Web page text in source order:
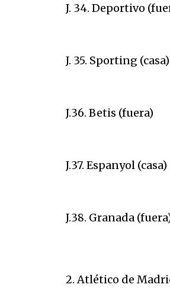
J. 34. Deportivo
J. 35. Sporting (casa)
J.36. Betis (fuera)
J.37. Espanyol (casa)
J.38. Granada
2. Atlético de